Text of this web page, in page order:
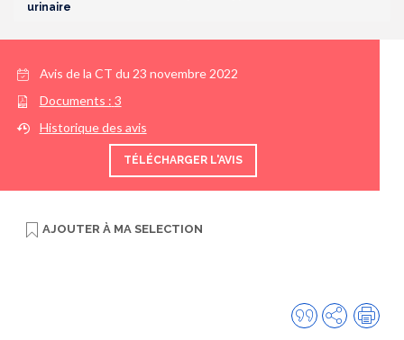
urinaire
Avis de la CT du 23 novembre 2022
Documents : 3
Historique des avis
TÉLÉCHARGER L'AVIS
AJOUTER À MA SELECTION
Citer
cette
Partager